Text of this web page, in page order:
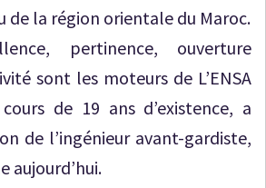
de la région orientale du Maroc.
pertinence, ouverture
sont les moteurs de L’ENSA
de 19 ans d’existence, a
de l’ingénieur avant-gardiste,
aujourd’hui.